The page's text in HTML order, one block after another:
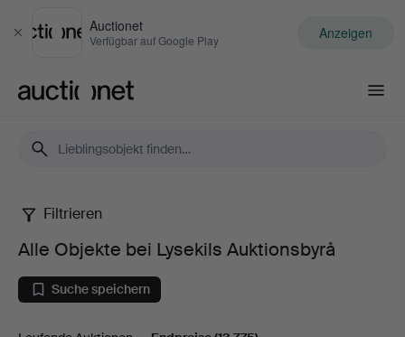
Schließen
Auctionet
Verfügbar auf Google Play Anzeigen
Alle
Objekte
bei
Filtrieren
Alle Objekte bei Lysekils Auktionsbyrå
Suche speichern